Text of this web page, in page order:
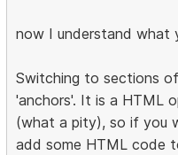
now I understand what
Switching to sections
'anchors'. It is a HTML
(what a pity), so if you
add some HTML code